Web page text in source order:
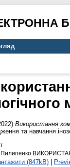
Використання
та навчання
Пилипенко
(847kB)|